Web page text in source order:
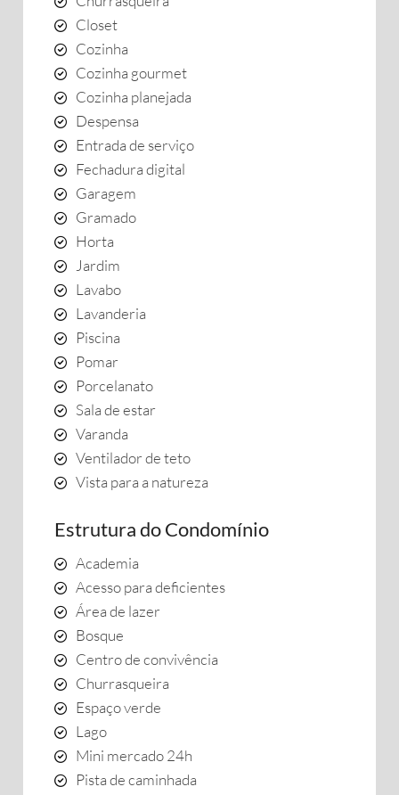
Closet
Cozinha
Cozinha gourmet
Cozinha planejada
Despensa
Entrada de serviço
Fechadura digital
Garagem
Gramado
Horta
Jardim
Lavabo
Lavanderia
Piscina
Pomar
Porcelanato
Sala de estar
Varanda
Ventilador de teto
Vista para a natureza
Estrutura do Condomínio
Academia
Acesso para deficientes
Área de lazer
Bosque
Centro de convivência
Churrasqueira
Espaço verde
Lago
Mini mercado 24h
Pista de caminhada